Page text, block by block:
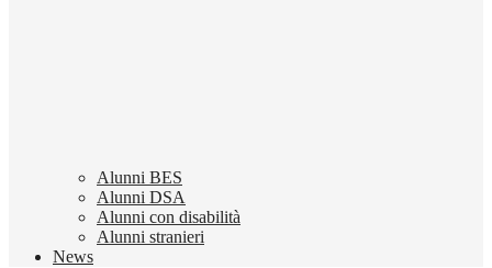
Alunni BES
Alunni DSA
Alunni con disabilità
Alunni stranieri
News